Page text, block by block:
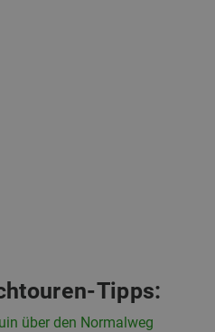
Tipps:
über den Normalweg